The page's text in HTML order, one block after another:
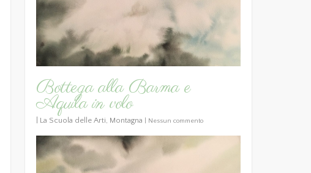
Bottega alla Barma e
Aquila in volo
La Scuola delle Arti, Montagna Nessun commento